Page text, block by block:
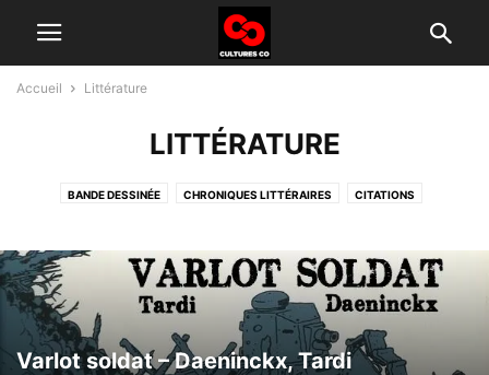
Accueil Littérature
LITTÉRATURE
BANDE DESSINÉE CHRONIQUES LITTÉRAIRES CITATIONS
Varlot soldat – Daeninckx, Tardi